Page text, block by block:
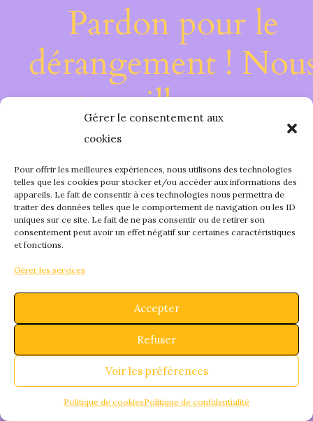
Gérer le consentement aux
cookies
Pour offrir les meilleures expériences, nous utilisons des technologies
telles que les cookies pour stocker et/ou accéder aux informations des
appareils. Le fait de consentir à ces technologies nous permettra de
traiter des données telles que le comportement de navigation ou les ID
uniques sur ce site. Le fait de ne pas consentir ou de retirer son
consentement peut avoir un effet négatif sur certaines caractéristiques
et fonctions.
Gérer les services
Accepter
Refuser
Voir les préférences
Politique de cookiesPolitique de confidentialité
Pardon pour le
dérangement !
travaillons sur
quelque chose de
fantastique –
bientôt !